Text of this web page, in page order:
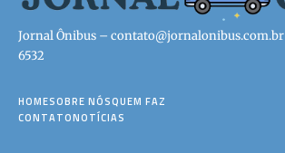
Jornal Ônibus – contato@jornalonibus.com.br
6532
HOMESOBRE NÓSQUEM FAZ
CONTATONOTÍCIAS